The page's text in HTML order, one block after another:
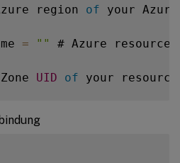
region of your
= "" # Azure resource
UID of your